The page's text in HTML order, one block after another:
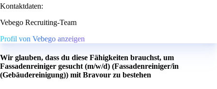
Kontaktdaten:
Vebego Recruiting-Team
Profil von Vebego anzeigen
Wir glauben, dass du diese Fähigkeiten brauchst, um
Fassadenreiniger gesucht (m/w/d) (Fassadenreiniger/in
(Gebäudereinigung)) mit Bravour zu bestehen